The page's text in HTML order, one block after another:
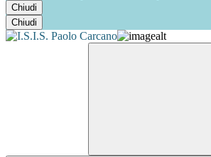
Chiudi
Chiudi